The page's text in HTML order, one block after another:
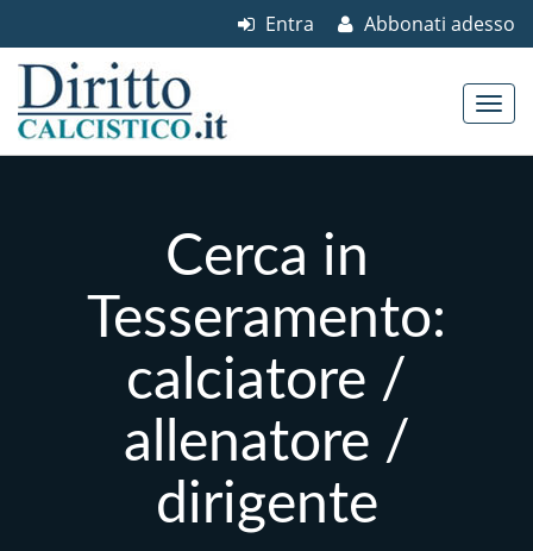
Abbonati adesso
Entra
Cerca in
Tesseramento:
calciatore /
allenatore /
dirigente